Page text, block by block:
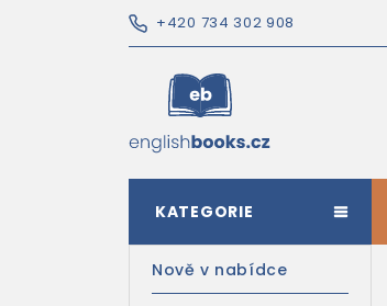
+420 734 302 908
KATEGORIE
Nově v nabídce